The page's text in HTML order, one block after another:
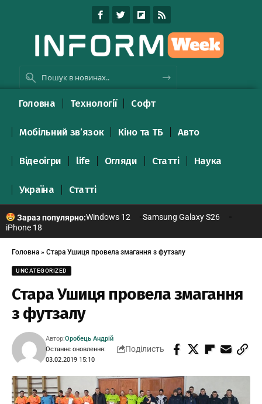
Головна Технології Софт
Мобільний зв’язок Кіно та ТБ Авто
Відеоігри life Огляди Статті Наука
Україна Статті
Зараз популярно:Windows 12
Samsung Galaxy S26
iPhone 18
Головна » Стара Ушиця провела змагання з футзалу
UNCATEGORIZED
Стара Ушиця провела змагання
з футзалу
Останнє оновлення:
03.02.2019 15:10
Автор:Оробець Андрій
Поділисть